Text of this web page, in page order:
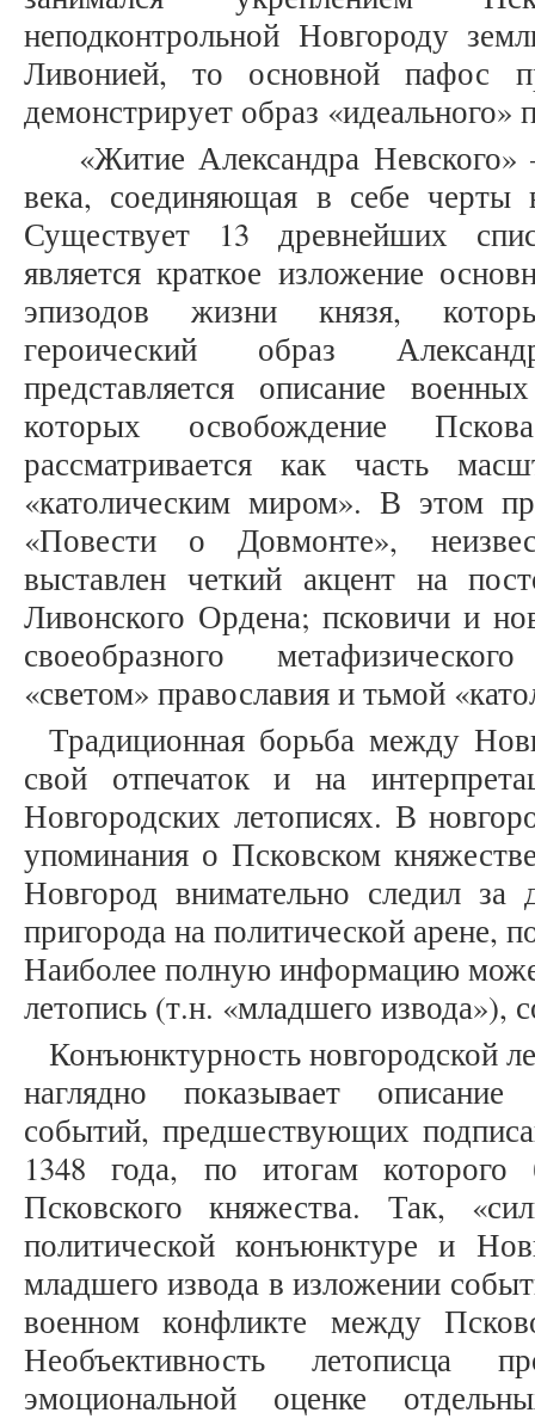
неподконтрольной Новгороду
Ливонией, то основной пафос
демонстрирует образ «идеального»
«Житие Александра
века, соединяющая в себе черты
Существует 13 древнейших
является краткое изложение
эпизодов жизни князя,
героический образ
представляется описание
которых освобождение
рассматривается как часть
«католическим миром». В этом
«Повести о Довмонте»,
выставлен четкий акцент на
Ливонского Ордена; псковичи и
своеобразного
«светом» православия и тьмой
Традиционная борьба между
свой отпечаток и на
Новгородских летописях. В
упоминания о Псковском
Новгород внимательно следил за
пригорода на политической арене,
Наиболее полную информацию
летопись (т.н. «младшего извода»),
Конъюнктурность новгородской
наглядно показывает описание
событий, предшествующих
1348 года, по итогам которого
Псковского княжества. Так,
политической конъюнктуре и
младшего извода в изложении
военном конфликте между
Необъективность летописца
эмоциональной оценке